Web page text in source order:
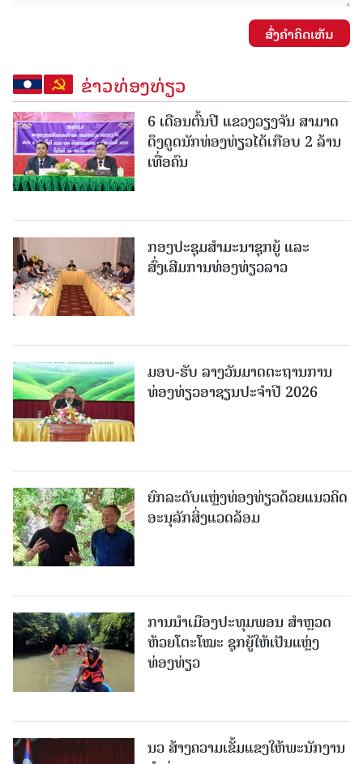
ສົ່ງຄໍາຄິດເຫັນ
ຂ່າວທ່ອງທ່ຽວ
6 ເດືອນຕົ້ນປີ ແຂວງວຽງຈັນ ສາມາດ
ດຶງດູດນັກທ່ອງທ່ຽວໄດ້ເກືອບ 2 ລ້ານ
ເທື່ອຄົນ
ກອງປະຊຸມສຳມະນາຊຸກຍູ້ ແລະ
ສົ່ງເສີມການທ່ອງທ່ຽວລາວ
ມອບ-ຮັບ ລາງວັນມາດຕະຖານການ
ທ່ອງທ່ຽວອາຊຽນປະຈຳປີ 2026
ຍົກລະດັບແຫຼ່ງທ່ອງທ່ຽວດ້ວຍແນວຄິດ
ອະນຸລັກສິ່ງແວດລ້ອມ
ການນຳເມືອງປະທຸມພອນ ສຳຫຼວດ
ຫ້ວຍໂຕະໂໝະ ຊຸກຍູ້ໃຫ້ເປັນແຫຼ່ງ
ທ່ອງທ່ຽວ
ນວ ສ້າງຄວາມເຂັ້ມແຂງໃຫ້ພະນັກງານ